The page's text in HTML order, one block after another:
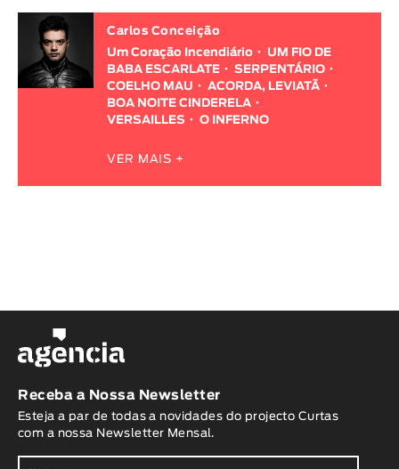
Carlos Conceição
Um Coração Incendiário
UM FIO DE
BABA ESCARLATE
SERPENTÁRIO
COELHO MAU
ACORDA, LEVIATÃ
BOA NOITE CINDERELA
VERSAILLES
O INFERNO
VER MAIS +
Receba a Nossa Newsletter
Esteja a par de todas a novidades do projecto Curtas
com a nossa Newsletter Mensal.